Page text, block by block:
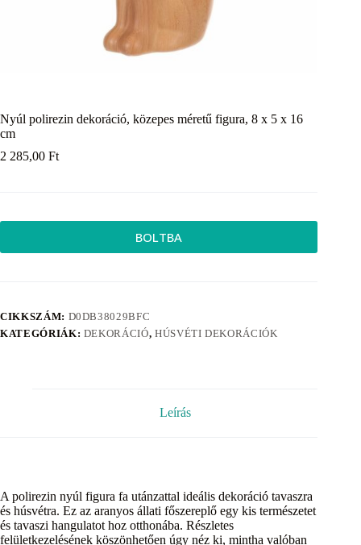
Nyúl polirezin dekoráció, közepes méretű figura, 8 x 5 x 16
cm
2 285,00 Ft
BOLTBA
CIKKSZÁM: D0DB38029BFC
KATEGÓRIÁK: DEKORÁCIÓ, HÚSVÉTI DEKORÁCIÓK
Leírás
A polirezin nyúl figura fa utánzattal ideális dekoráció tavaszra
és húsvétra. Ez az aranyos állati főszereplő egy kis természetet
és tavaszi hangulatot hoz otthonába. Részletes
felületkezelésének köszönhetően úgy néz ki, mintha valóban